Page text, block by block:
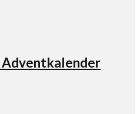
Adventkalender